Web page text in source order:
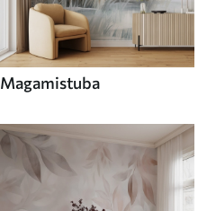
Magamistuba